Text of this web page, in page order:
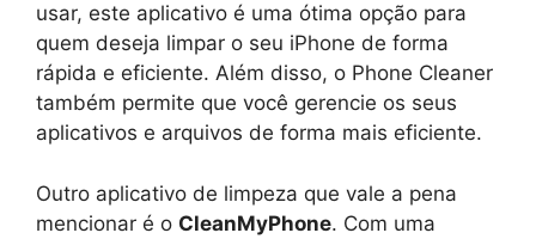
usar, este aplicativo é uma ótima opção para
quem deseja limpar o seu iPhone de forma
rápida e eficiente. Além disso, o Phone Cleaner
também permite que você gerencie os seus
aplicativos e arquivos de forma mais eficiente.
Outro aplicativo de limpeza que vale a pena
mencionar é o CleanMyPhone. Com uma